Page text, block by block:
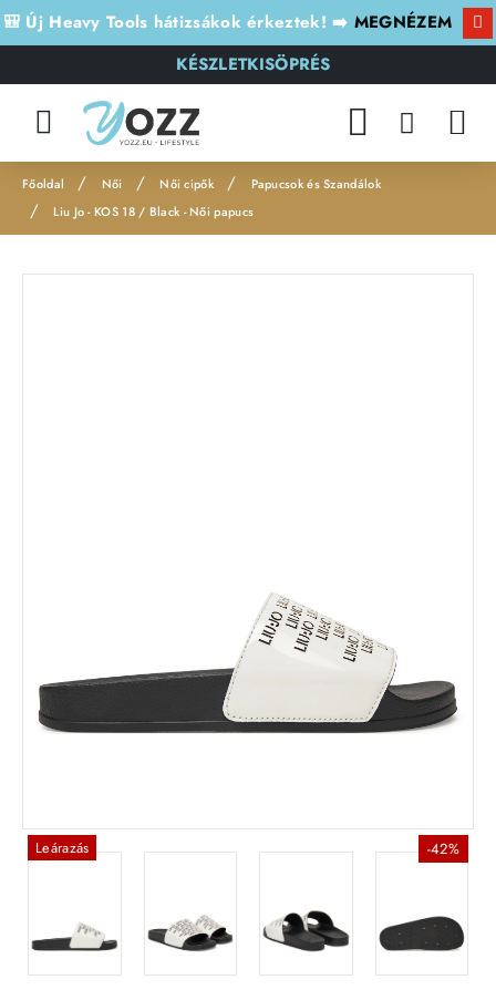
🎒 Új Heavy Tools hátizsákok érkeztek! ➡️ MEGNÉZEM
KÉSZLETKISÖPRÉS
o
Női Női cipők
Papucsok és Szandálok
Liu Jo - KOS 18 / Black - Női papucs
Leárazás -42%